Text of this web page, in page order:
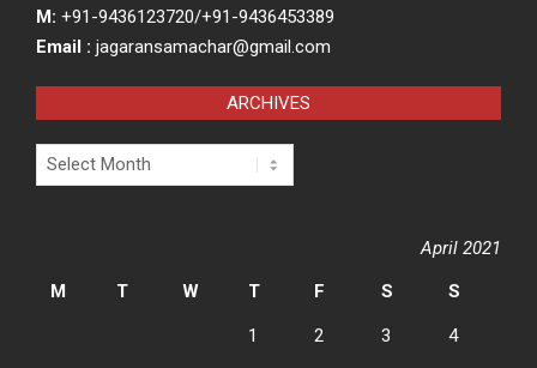
M: +91-9436123720/+91-9436453389
Email : jagaransamachar@gmail.com
ARCHIVES
Archives
April 2021
M
T W T F S S
1 2 3 4